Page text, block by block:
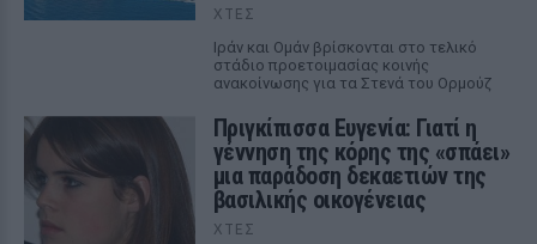
ΧΤΕΣ
Ιράν και Ομάν βρίσκονται στο τελικό
στάδιο προετοιμασίας κοινής
ανακοίνωσης για τα Στενά του Ορμούζ
Πριγκίπισσα Ευγενία: Γιατί η
γέννηση της κόρης της «σπάει»
μια παράδοση δεκαετιών της
βασιλικής οικογένειας
ΧΤΕΣ